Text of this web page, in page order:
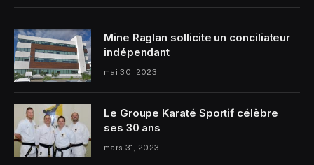
Mine Raglan sollicite un conciliateur
indépendant
mai 30, 2023
Le Groupe Karaté Sportif célèbre
ses 30 ans
mars 31, 2023